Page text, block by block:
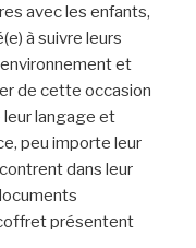
avec les enfants,
à suivre leurs
et
de cette occasion
langage et
peu importe leur
dans leur
présentent